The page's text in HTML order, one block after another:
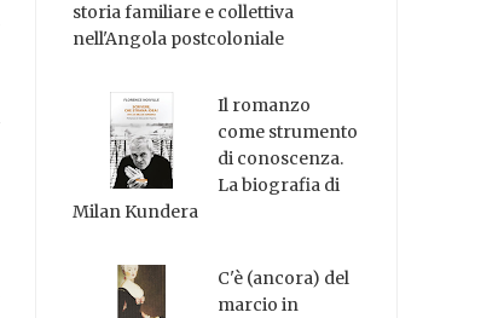
storia familiare e collettiva
nell'Angola postcoloniale
Il romanzo
come strumento
di conoscenza.
La biografia di
Milan Kundera
C'è (ancora) del
marcio in